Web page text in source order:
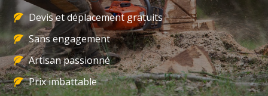
Devis et déplacement gratuits
Sans engagement
Artisan passionné
Prix imbattable